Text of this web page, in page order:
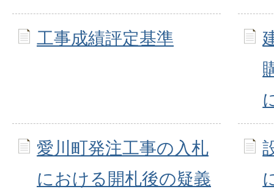
工事成績評定基準
愛川町発注工事の入札
における開札後の疑義